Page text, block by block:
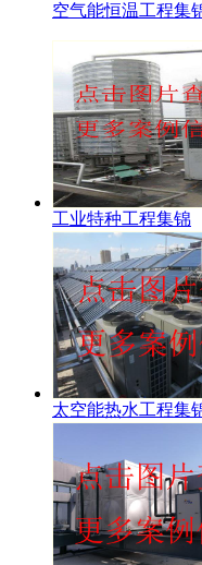
空气能恒温工程集
工业特种工程集锦
太空能热水工程集